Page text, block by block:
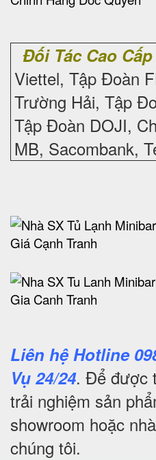
Đối Tác Cao
Viettel, Tập Đoàn
Trường Hải, Tập
Tập Đoàn DOJI,
MB, Sacombank,
Liên hệ Hotline
Vụ 24/24. Để được
trải nghiệm sản
showroom hoặc
chúng tôi.